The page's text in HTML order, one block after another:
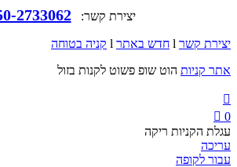
יצירת קשר: 2733062
יצירת קשר חדש באתר
קניה בטוחה
אתר קניות הוט שופ פשוט לקנות בזול

0

עגלת הקניות ריקה
עריכה
עבור לקופה